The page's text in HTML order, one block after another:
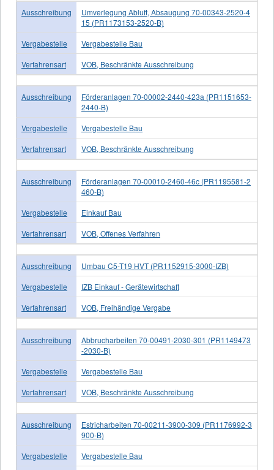
Ausschreibung
Umverlegung Abluft, Absaugung 70-00343-2520-4
15 (PR1173153-2520-B)
Vergabestelle
Vergabestelle Bau
Verfahrensart
VOB, Beschränkte Ausschreibung
Ausschreibung
Förderanlagen 70-00002-2440-423a (PR1151653-
2440-B)
Vergabestelle
Vergabestelle Bau
Verfahrensart
VOB, Beschränkte Ausschreibung
Ausschreibung
Förderanlagen 70-00010-2460-46c (PR1195581-2
460-B)
Vergabestelle
Einkauf Bau
Verfahrensart
VOB, Offenes Verfahren
Ausschreibung
Umbau C5-T19 HVT (PR1152915-3000-IZB)
Vergabestelle
IZB Einkauf - Gerätewirtschaft
Verfahrensart
VOB, Freihändige Vergabe
Ausschreibung
Abbrucharbeiten 70-00491-2030-301 (PR1149473
-2030-B)
Vergabestelle
Vergabestelle Bau
Verfahrensart
VOB, Beschränkte Ausschreibung
Ausschreibung
Estricharbeiten 70-00211-3900-309 (PR1176992-3
900-B)
Vergabestelle
Vergabestelle Bau